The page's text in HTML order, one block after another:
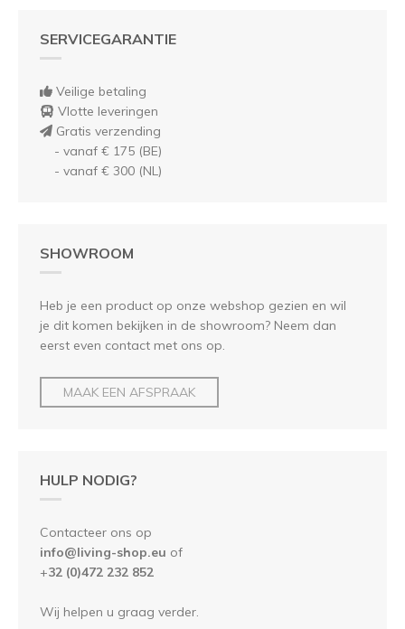
SERVICEGARANTIE
Veilige betaling
Vlotte leveringen
Gratis verzending
- vanaf € 175 (BE)
- vanaf € 300 (NL)
SHOWROOM
Heb je een product op onze webshop gezien en wil
je dit komen bekijken in de showroom? Neem dan
eerst even contact met ons op.
MAAK EEN AFSPRAAK
HULP NODIG?
Contacteer ons op
info@living-shop.eu of
+32 (0)472 232 852
Wij helpen u graag verder.